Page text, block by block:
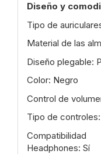
Diseño y
Tipo de
Material de las
Diseño plegable:
Color: Negro
Control de
Tipo de
Headphones: Sí